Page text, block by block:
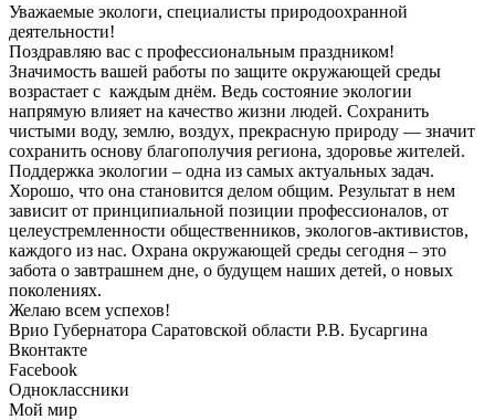
Уважаемые экологи, специалисты природоохранной
деятельности!
Поздравляю вас с профессиональным праздником!
Значимость вашей работы по защите окружающей среды
возрастает с каждым днём. Ведь состояние экологии
напрямую влияет на качество жизни людей. Сохранить
чистыми воду, землю, воздух, прекрасную природу — значит
сохранить основу благополучия региона, здоровье жителей.
Поддержка экологии – одна из самых актуальных задач.
Хорошо, что она становится делом общим. Результат в нем
зависит от принципиальной позиции профессионалов, от
целеустремленности общественников, экологов-активистов,
каждого из нас. Охрана окружающей среды сегодня – это
забота о завтрашнем дне, о будущем наших детей, о новых
поколениях.
Желаю всем успехов!
Врио Губернатора Саратовской области Р.В. Бусаргина
Вконтакте
Facebook
Одноклассники
Мой мир